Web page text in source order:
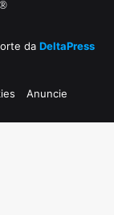
da DeltaPress
Anuncie